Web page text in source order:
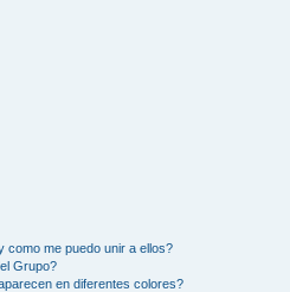
como me puedo unir a ellos?
Grupo?
en diferentes colores?